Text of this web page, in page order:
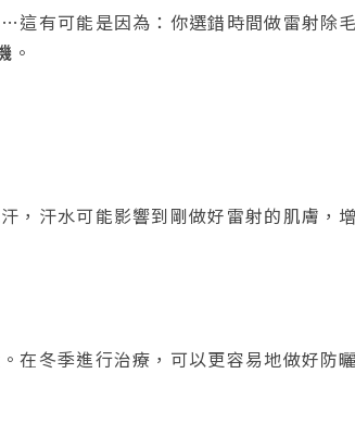
有可能是因為：你選錯時間做雷射除
。
，汗水可能影響到剛做好雷射的肌膚，
冬季進行治療，可以更容易地做好防